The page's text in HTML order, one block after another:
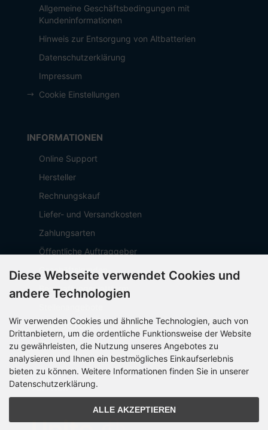
Allgemeine Geschäftsbedingungen mit
Kundeninformationen
Hinweis zur Entsorgung von Altbatterien
Datenschutzerklärung
Impressum
Cookie Einstellungen
INFORMATIONEN
Online Support
Hersteller
Rechnungskauf
Liefer- und Versandkosten
Zahlungsarten
Öffentliche Auftraggeber
Geschäftskunden
Beschaffungsplattform
Über OCTO IT
Sitemap
PARTNER
Diese Webseite verwendet Cookies und
andere Technologien
Wir verwenden Cookies und ähnliche Technologien, auch von
Drittanbietern, um die ordentliche Funktionsweise der Website
zu gewährleisten, die Nutzung unseres Angebotes zu
analysieren und Ihnen ein bestmögliches Einkaufserlebnis
bieten zu können. Weitere Informationen finden Sie in unserer
Datenschutzerklärung.
ALLE AKZEPTIEREN